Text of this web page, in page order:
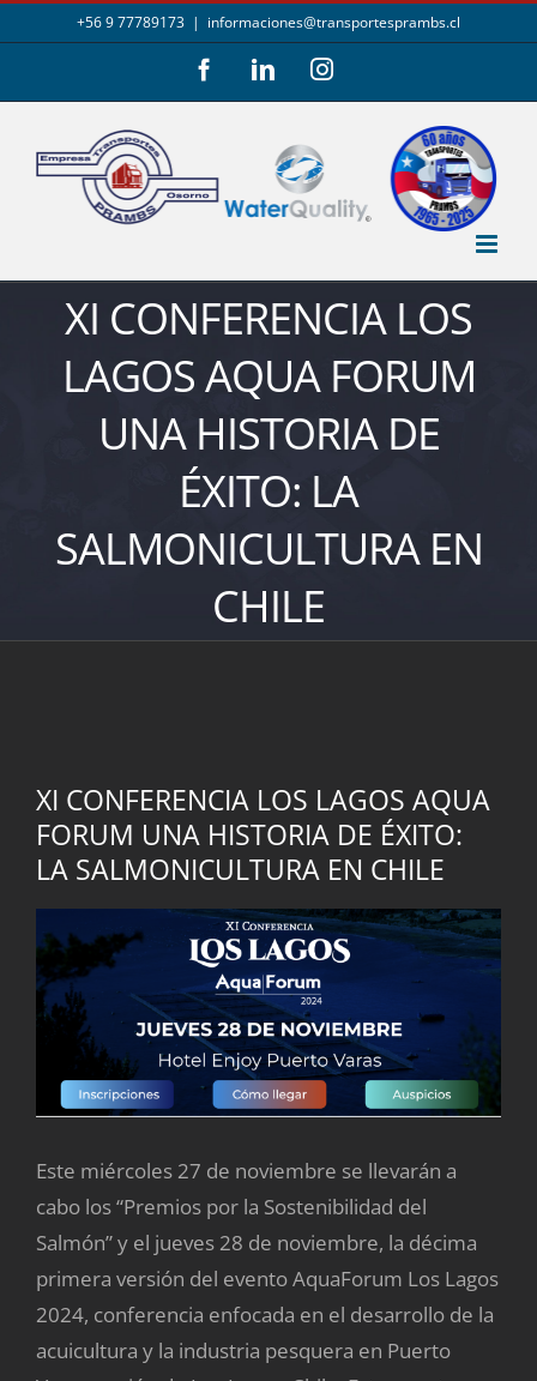
al
+56 9 77789173 | informaciones@transportesprambs.cl
FacebookLinkedInInstagram
XI CONFERENCIA LOS
LAGOS AQUA FORUM
UNA HISTORIA DE
ÉXITO: LA
SALMONICULTURA EN
CHILE
XI CONFERENCIA LOS LAGOS AQUA
FORUM UNA HISTORIA DE ÉXITO:
LA SALMONICULTURA EN CHILE
imagen
más
grande
Este miércoles 27 de noviembre se llevarán a
cabo los “Premios por la Sostenibilidad del
Salmón” y el jueves 28 de noviembre, la décima
primera versión del evento AquaForum Los Lagos
2024, conferencia enfocada en el desarrollo de la
acuicultura y la industria pesquera en Puerto